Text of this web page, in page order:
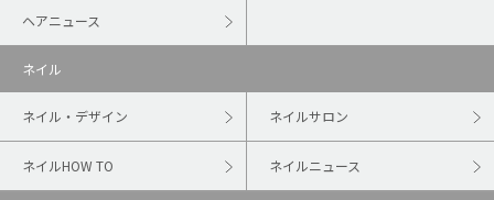
ヘアニュース
ネイル
ネイル・デザイン ネイルサロン
ネイルHOW TO ネイルニュース